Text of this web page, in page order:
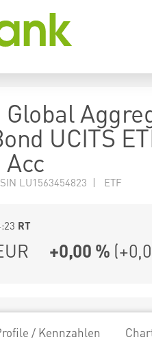
UCITS
LU1563454823 | ETF
RT
+0,00 % (
/ Kennzahlen